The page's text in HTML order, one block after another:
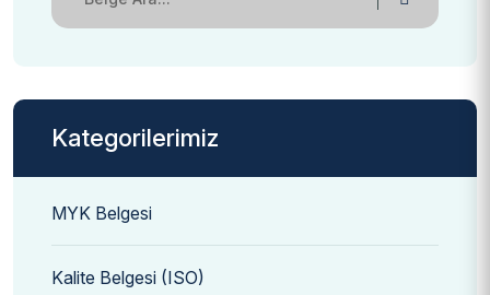
Kategorilerimiz
MYK Belgesi
Kalite Belgesi (ISO)